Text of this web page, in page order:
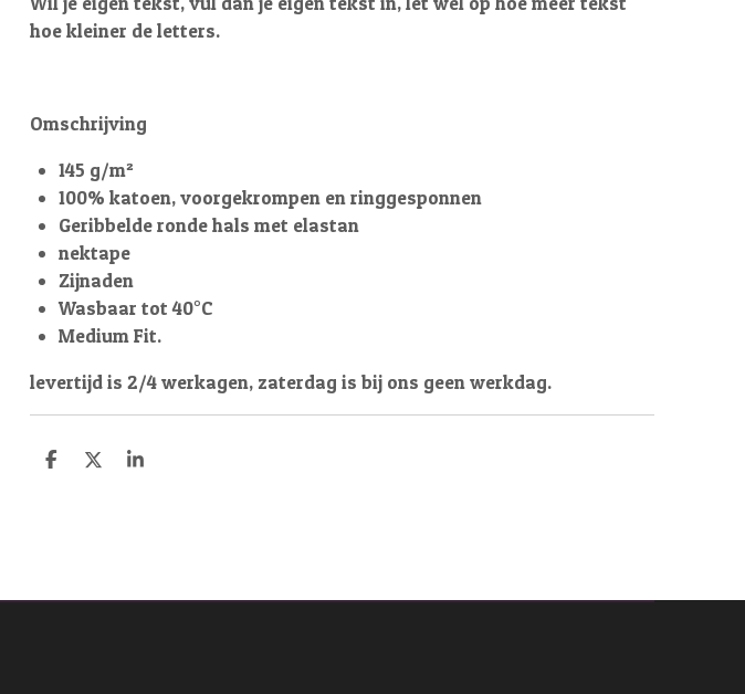
hoe kleiner de letters.
Omschrijving
145 g/m²
100% katoen, voorgekrompen en ringgesponnen
Geribbelde ronde hals met elastan
nektape
Zijnaden
Wasbaar tot 40°C
Medium Fit.
levertijd is 2/4 werkagen, zaterdag is bij ons geen werkdag.
D
D
S